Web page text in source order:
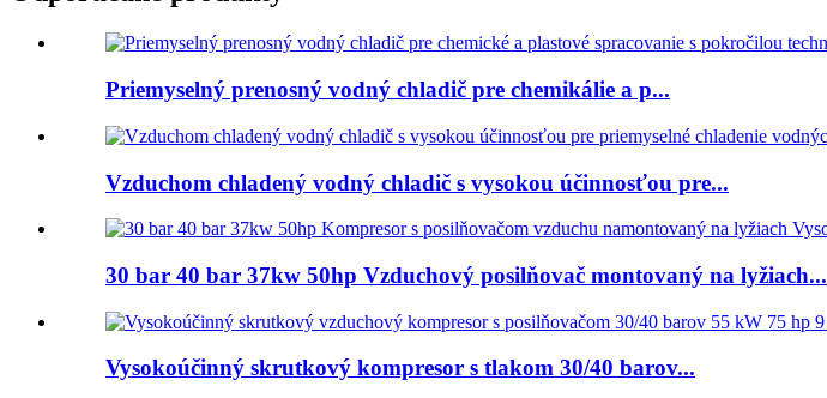
Priemyselný prenosný vodný chladič pre chemikálie a p...
Vzduchom chladený vodný chladič s vysokou účinnosťou pre...
30 bar 40 bar 37kw 50hp Vzduchový posilňovač montovaný na lyžiach...
Vysokoúčinný skrutkový kompresor s tlakom 30/40 barov...